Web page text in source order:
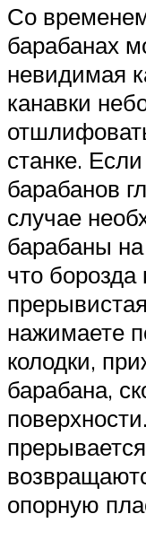
Со
барабанах
невидимая
канавки
станке.
барабанов
случае
барабаны
что борозда
нажимаете
колодки,
барабана,
опорную